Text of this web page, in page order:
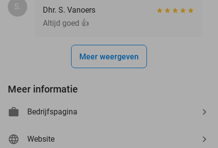
S.
Dhr. S. Vanoers
Altijd goed 👍
Meer weergeven
Meer informatie
Bedrijfspagina
Website